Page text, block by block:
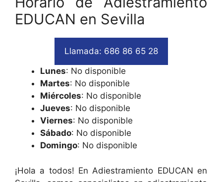
EDUCAN en Sevilla
Llamada: 686 86 65 28
Lunes: No disponible
Martes: No disponible
Miércoles: No disponible
Jueves: No disponible
Viernes: No disponible
Sábado: No disponible
Domingo: No disponible
¡Hola a todos! En Adiestramiento EDUCAN en